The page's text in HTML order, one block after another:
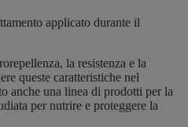
applicato durante il
la resistenza e la
queste caratteristiche nel
anche una linea di prodotti per la
per nutrire e proteggere la